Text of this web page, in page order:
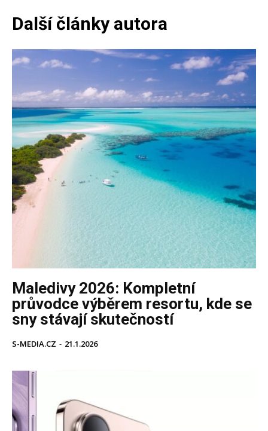
Další články autora
Maledivy 2026: Kompletní
průvodce výběrem resortu, kde se
sny stávají skutečností
S-MEDIA.CZ - 21.1.2026